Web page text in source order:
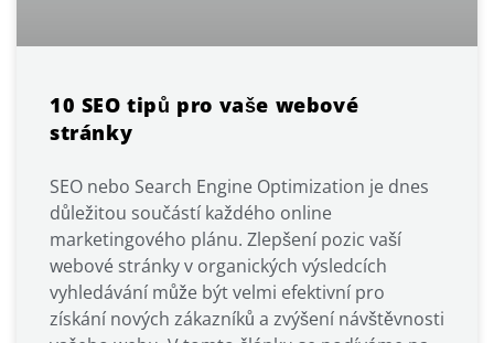
10 SEO tipů pro vaše webové
stránky
SEO nebo Search Engine Optimization je dnes
důležitou součástí každého online
marketingového plánu. Zlepšení pozic vaší
webové stránky v organických výsledcích
vyhledávání může být velmi efektivní pro
získání nových zákazníků a zvýšení návštěvnosti